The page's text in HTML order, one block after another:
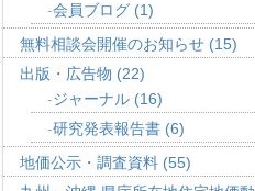
会員ブログ (1)
無料相談会開催のお知らせ (15)
出版・広告物 (22)
ジャーナル (16)
研究発表報告書 (6)
地価公示・調査資料 (55)